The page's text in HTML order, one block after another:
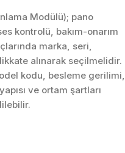
Modülü); pano
kontrolü, bakım-onarım
marka, seri,
alınarak seçilmelidir.
kodu, besleme gerilimi,
ve ortam şartları